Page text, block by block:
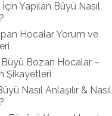
İçin Yapılan Büyü Nasıl
Hocalar Yorum ve
Büyü Bozan Hocalar –
Şikayetleri
Nasıl Anlaşılır & Nasıl